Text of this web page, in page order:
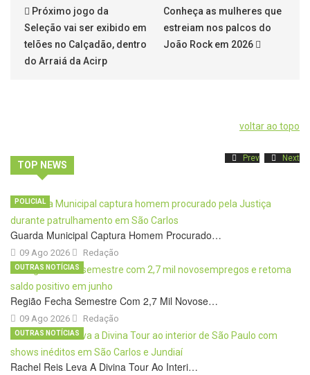
Próximo jogo da
Seleção vai ser exibido em
telões no Calçadão, dentro
do Arraiá da Acirp
Conheça as mulheres que
estreiam nos palcos do
João Rock em 2026
voltar ao topo
TOP NEWS
Prev Next
Guarda Municipal Captura Homem Procurado…
09 Ago 2026
POLICIAL
Redação
Região Fecha Semestre Com 2,7 Mil Novose…
09 Ago 2026
OUTRAS NOTÍCIAS
Redação
Rachel Reis Leva A Divina Tour Ao Interi…
OUTRAS NOTÍCIAS